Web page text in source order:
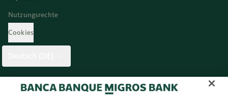
Nutzungsrechte
Cookies
Twitter Facebook Blog Instagram Youtube